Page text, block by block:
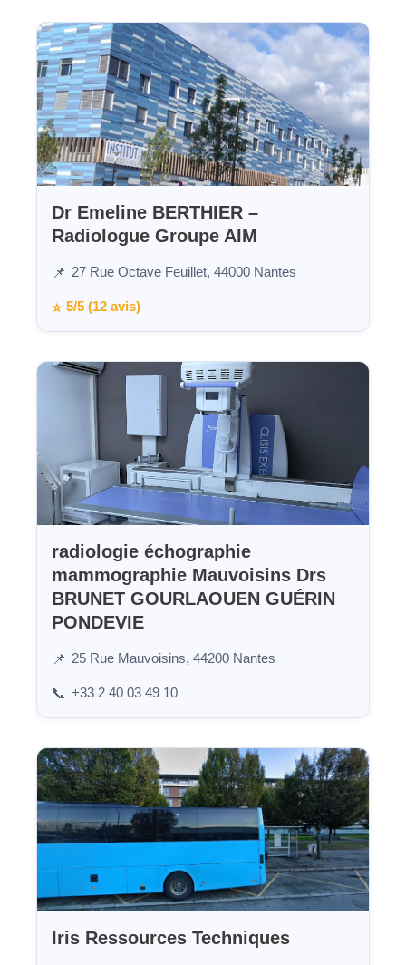
Dr Emeline BERTHIER –
Radiologue Groupe AIM
📌 27 Rue Octave Feuillet, 44000 Nantes
⭐ 5/5 (12 avis)
radiologie échographie
mammographie Mauvoisins Drs
BRUNET GOURLAOUEN GUÉRIN
PONDEVIE
📌 25 Rue Mauvoisins, 44200 Nantes
📞 +33 2 40 03 49 10
Iris Ressources Techniques